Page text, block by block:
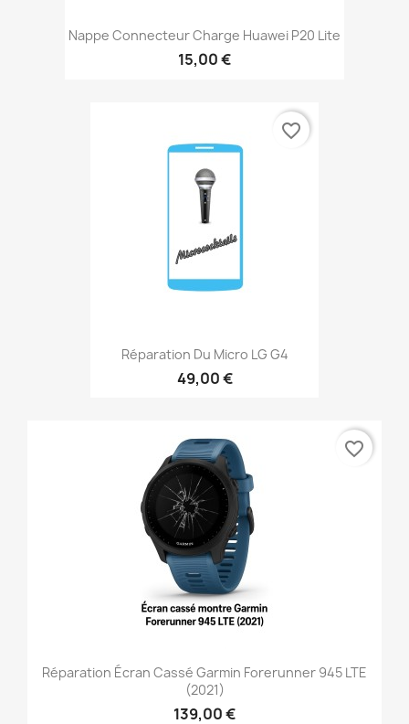
Nappe Connecteur Charge Huawei P20 Lite
15,00 €
Réparation Du Micro LG G4
49,00 €
favorite_border
Réparation Écran Cassé Garmin Forerunner 945 LTE
(2021)
139,00 €
favorite_border